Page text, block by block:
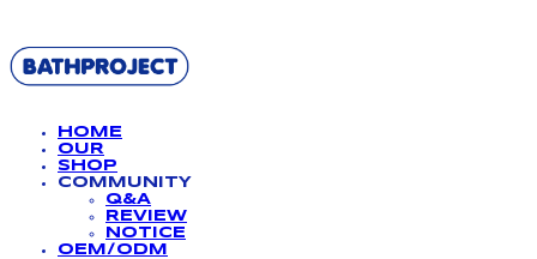
HOME
OUR
SHOP
COMMUNITY
Q&A
REVIEW
NOTICE
OEM/ODM